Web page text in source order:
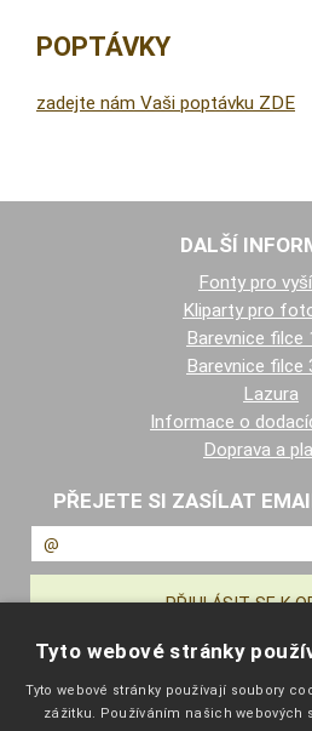
POPTÁVKY
zadejte nám Vaši poptávku ZDE
DALŠÍ
Fonty pro
Kliparty pro
Barevnice filce
Barevnice filce
Lazura
Informace o
Doprava a
PŘEJETE SI ZASÍLAT
Úvodní
Tyto webové stránky
Tyto webové stránky používají soubory
zážitku. Používáním našich webových